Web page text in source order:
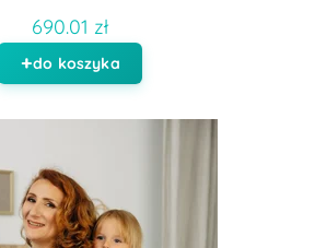
690.01 zł
do koszyka